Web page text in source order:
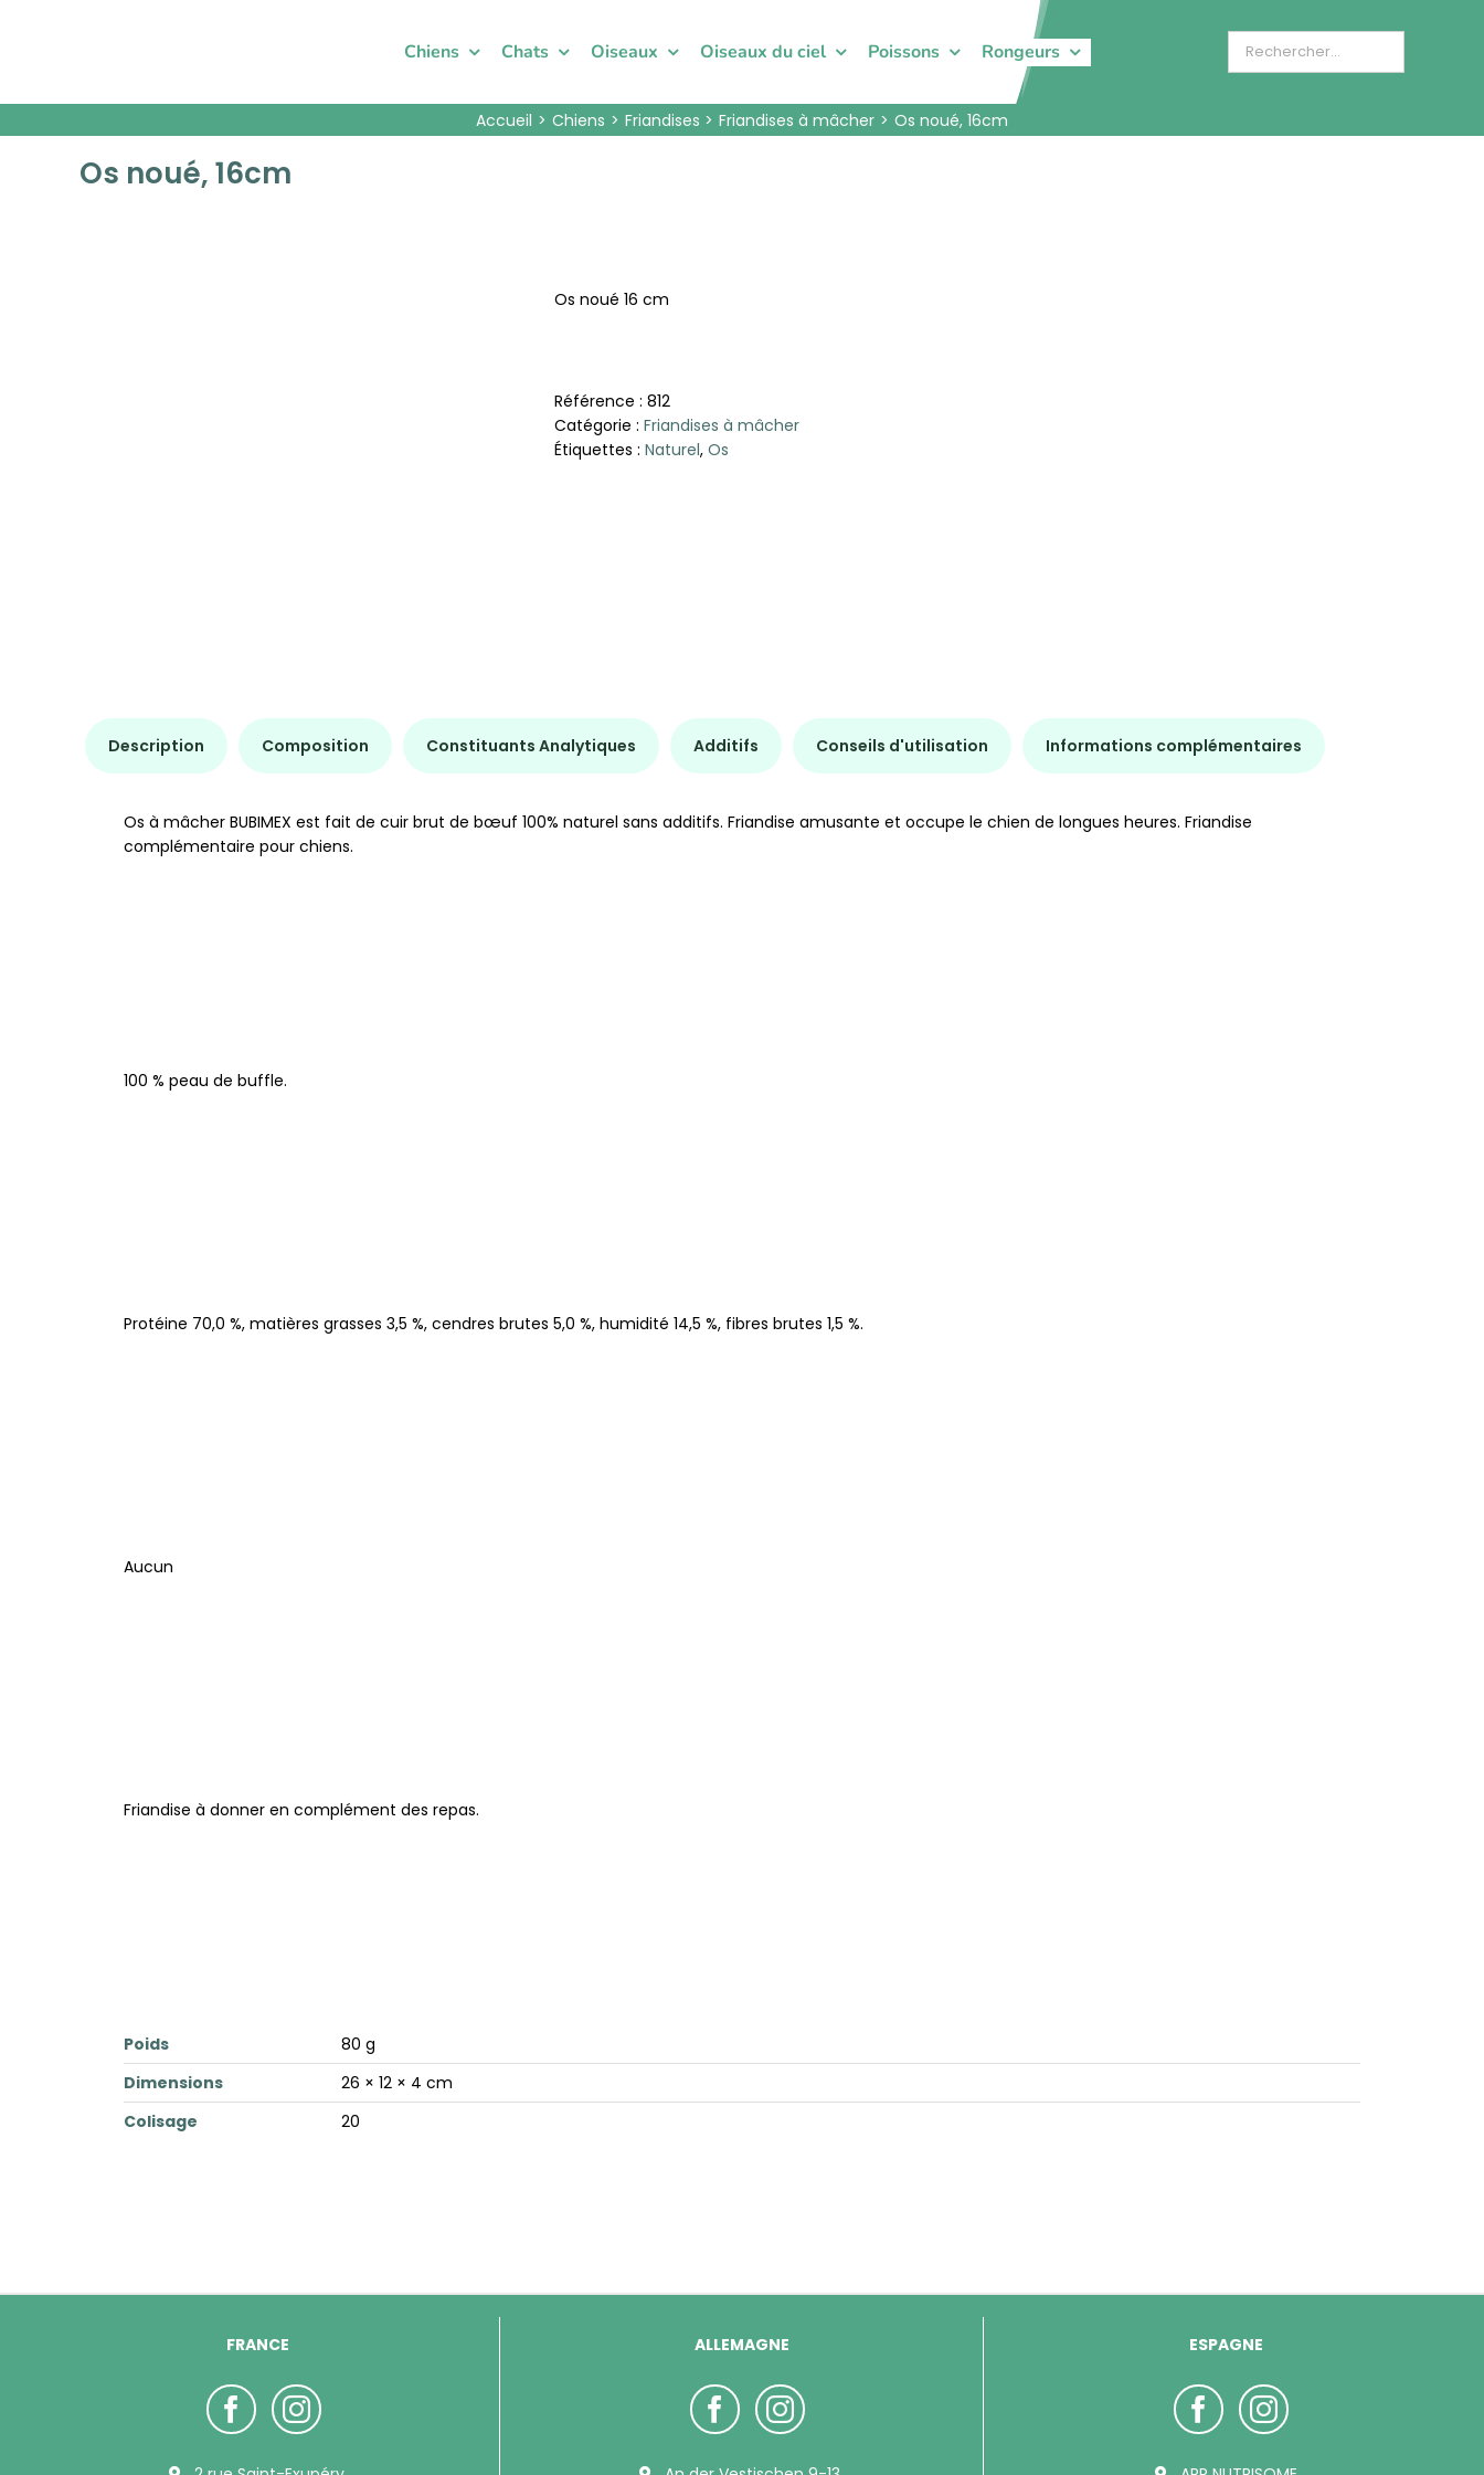
Chiens Chats Oiseaux Oiseaux du ciel Poissons Rongeurs
Accueil Chiens Friandises Friandises à mâcher Os noué, 16cm
Os noué, 16cm
Os noué 16 cm
Référence : 812
Catégorie : Friandises à mâcher
Étiquettes : Naturel, Os
Description Composition Constituants Analytiques Additifs Conseils d'utilisation Informations complémentaires
Os à mâcher BUBIMEX est fait de cuir brut de bœuf 100% naturel sans additifs. Friandise amusante et occupe le chien de longues heures. Friandise
complémentaire pour chiens.
100 % peau de buffle.
Protéine 70,0 %, matières grasses 3,5 %, cendres brutes 5,0 %, humidité 14,5 %, fibres brutes 1,5 %.
Aucun
Friandise à donner en complément des repas.
Poids
80 g
Dimensions
26 × 12 × 4 cm
Colisage
20
FRANCE ALLEMAGNE ESPAGNE